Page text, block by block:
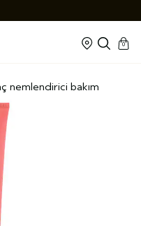
cart
0
nemlendi̇ri̇ci̇ bakim